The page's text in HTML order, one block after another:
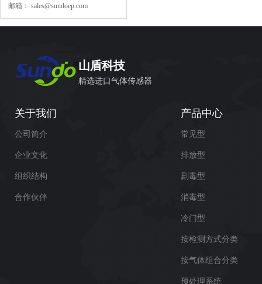
邮箱： sales@sundoep.com
山盾科技
精选进口气体传感器
关于我们
公司简介
企业文化
组织结构
合作伙伴
产品中心
常见型
排放型
剧毒型
消毒型
冷门型
按检测方式分类
按气体组合分类
预处理系统